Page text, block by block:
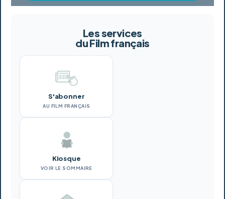
Les services
du Film français
S'abonner
AU FILM FRANÇAIS
Kiosque
VOIR LE SOMMAIRE